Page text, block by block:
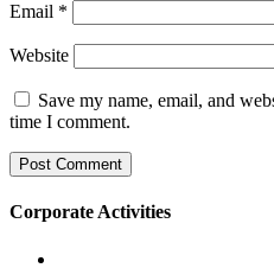
Email *
Website
Save my name, email, and
time I comment.
Corporate Activities